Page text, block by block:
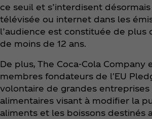
ce seuil et s’interdisent
télévisée ou internet dans les
l’audience est constituée de plus
de moins de 12 ans.
De plus, The Coca‑Cola Company
membres fondateurs de l'EU
volontaire de grandes entreprises
alimentaires visant à modifier la
aliments et les boissons destinés